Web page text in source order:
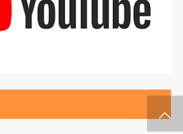
公式YouTube インスタグラム 代表プロフィー
セミナー案内